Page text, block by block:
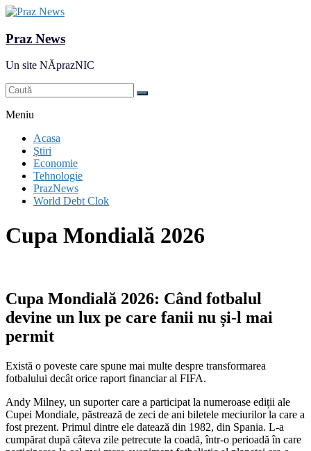
Praz News
Un site NĂprazNIC
Meniu
Acasa
Ştiri
Economie
Tehnologie
PrazNews
World Debt Clok
Cupa Mondială 2026
Cupa Mondială 2026: Când fotbalul
devine un lux pe care fanii nu și-l mai
permit
Există o poveste care spune mai multe despre transformarea
fotbalului decât orice raport financiar al FIFA.
Andy Milney, un suporter care a participat la numeroase ediții ale
Cupei Mondiale, păstrează de zeci de ani biletele meciurilor la care a
fost prezent. Primul dintre ele datează din 1982, din Spania. L-a
cumpărat după câteva zile petrecute la coadă, într-o perioadă în care